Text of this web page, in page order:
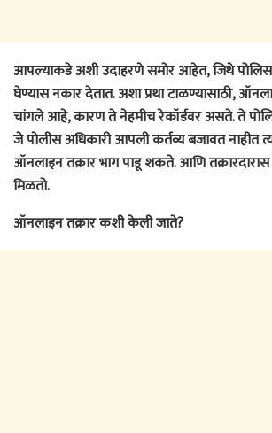
आपल्याकडे अशी उदाहरणे समोर आहेत, जिथे पोलिस
घेण्यास नकार देतात. अशा प्रथा टाळण्यासाठी,
चांगले आहे, कारण ते नेहमीच रेकॉर्डवर असते. ते
जे पोलीस अधिकारी आपली कर्तव्य बजावत नाहीत
ऑनलाइन तक्रार भाग पाडू शकते. आणि तक्रारदारास
मिळतो.
ऑनलाइन तक्रार कशी केली जाते?